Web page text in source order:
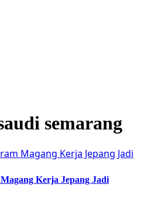
semarang
Kerja Jepang Jadi